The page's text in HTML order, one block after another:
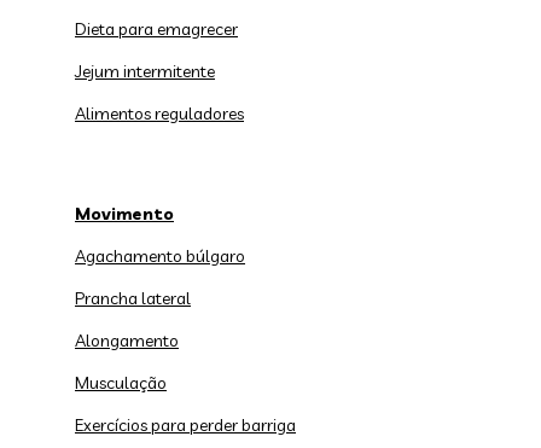
Dieta para emagrecer
Jejum intermitente
Alimentos reguladores
Movimento
Agachamento búlgaro
Prancha lateral
Alongamento
Musculação
Exercícios para perder barriga